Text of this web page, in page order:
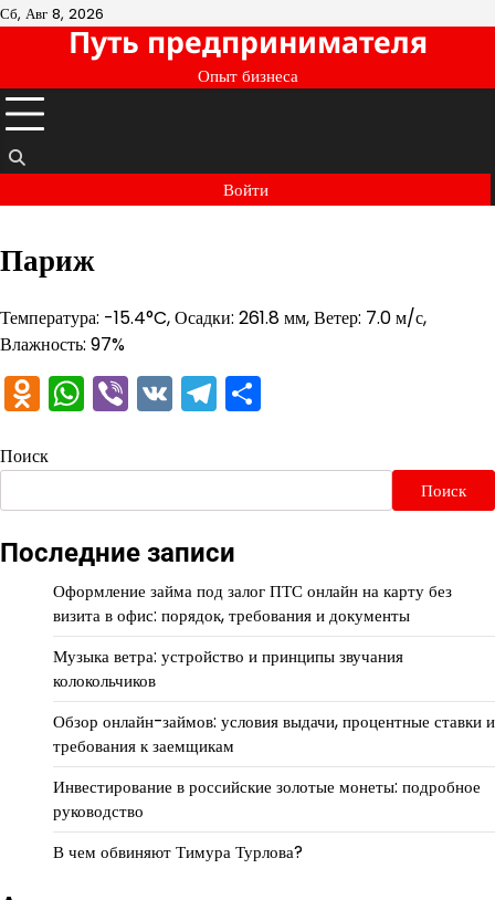
Перейти
содержимому
Сб, Авг 8, 2026
Путь предпринимателя
Опыт бизнеса
Войти
Париж
Температура: -15.4°C, Осадки: 261.8 мм, Ветер: 7.0 м/с,
Влажность: 97%
Odnoklassniki
WhatsApp
Viber
VKTelegram
Поиск
Поиск
Последние записи
Оформление займа под залог ПТС онлайн на карту без
визита в офис: порядок, требования и документы
Музыка ветра: устройство и принципы звучания
колокольчиков
Обзор онлайн-займов: условия выдачи, процентные ставки и
требования к заемщикам
Инвестирование в российские золотые монеты: подробное
руководство
В чем обвиняют Тимура Турлова?